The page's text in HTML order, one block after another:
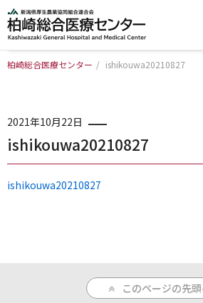
病院について
診療科・部門のご案内
入院のご案内
柏崎総合医療センター / ishikouwa20210827
2021年10月22日
ishikouwa20210827
ishikouwa20210827
このページの先